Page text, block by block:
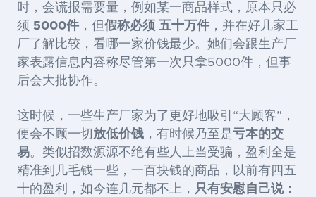
时，会谎报需要量，例如某一商品样式，原本只必
须 5000件 ，但假称必须 五十万件 ，并在好几家工
厂了解比较，看哪一家价钱最少。她们会跟生产厂
家表露信息内容称尽管第一次只拿5000件，但事
后会大批协作。
这时候，一些生产厂家为了更好地吸引“大顾客”，
便会不顾一切 放低价钱 ，有时候乃至是亏本的交
易。类似招数源源不绝有些人上当受骗，盈利全是
精准到几毛钱一些，一百块钱的商品，以前有四五
十的盈利，如今连几元都不上， 只有安慰自己说：